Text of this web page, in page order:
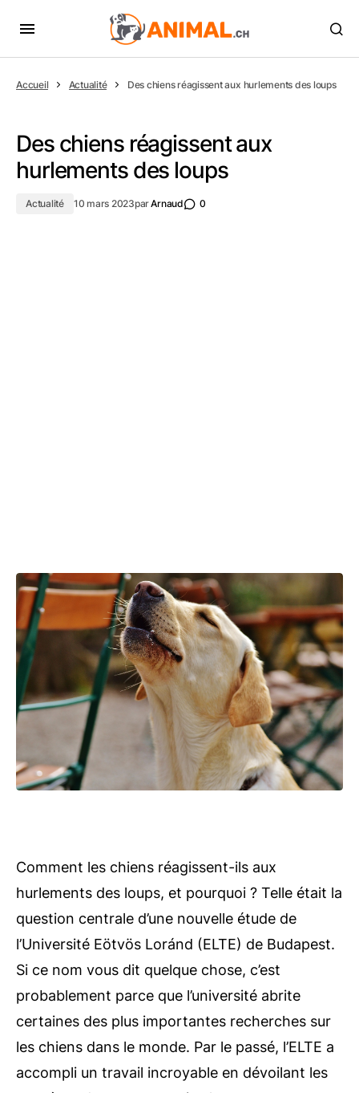
Accueil Actualité Des chiens réagissent aux hurlements des loups
Des chiens réagissent aux
hurlements des loups
Actualité 10 mars 2023parArnaud 0
Comment les chiens réagissent-ils aux
hurlements des loups, et pourquoi ? Telle était la
question centrale d’une nouvelle étude de
l’Université Eötvös Loránd (ELTE) de Budapest.
Si ce nom vous dit quelque chose, c’est
probablement parce que l’université abrite
certaines des plus importantes recherches sur
les chiens dans le monde. Par le passé, l’ELTE a
accompli un travail incroyable en dévoilant les